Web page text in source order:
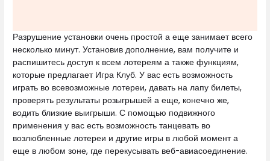
Разрушение установки очень простой а еще занимает всего
несколько минут. Установив дополнение, вам получите и
распишитесь доступ к всем лотереям а также функциям,
которые предлагает Игра Клуб. У вас есть возможность
играть во всевозможные лотереи, давать на лапу билеты,
проверять результаты розыгрышей а еще, конечно же,
водить близкие выигрыши. С помощью подвижного
применения у вас есть возможность танцевать во
возлюбленные лотереи и другие игры в любой момент а
еще в любом зоне, где перекусывать веб-авиасоединение.